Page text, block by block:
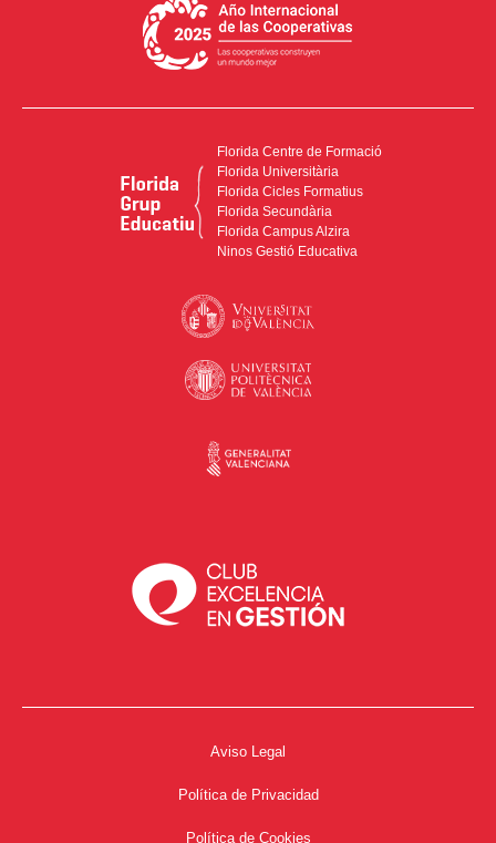
Florida Centre de Formació
Florida Universitària
Florida Cicles Formatius
Florida Secundària
Florida Campus Alzira
Ninos Gestió Educativa
Aviso Legal
Política de Privacidad
Política de Cookies